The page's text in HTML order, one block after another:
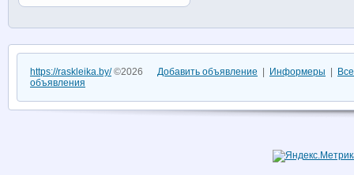
https://raskleika.by/©2026 Добавить объявление Информеры
объявления